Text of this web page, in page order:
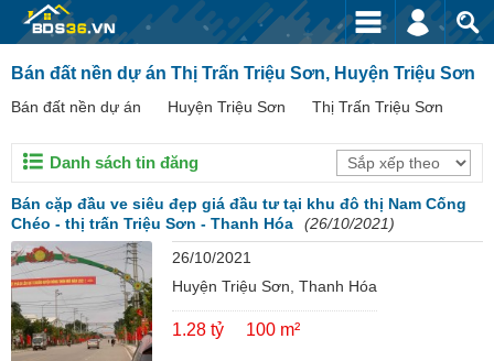
Bán đất nền dự án Thị Trấn Triệu Sơn, Huyện Triệu Sơn
Bán đất nền dự án Huyện Triệu Sơn Thị Trấn Triệu Sơn
Danh sách tin đăng
Bán cặp đầu ve siêu đẹp giá đầu tư tại khu đô thị Nam Cống
Chéo - thị trấn Triệu Sơn - Thanh Hóa
(26/10/2021)
26/10/2021
Huyện Triệu Sơn, Thanh Hóa
1.28 tỷ 100 m²